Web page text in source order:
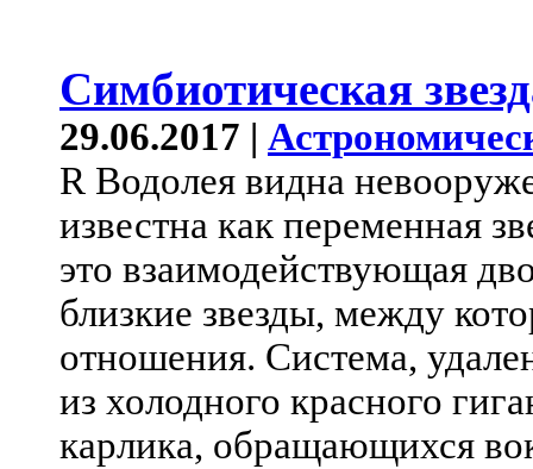
Симбиотическая
29.06.2017 |
R Водолея видна
известна как переменная
это взаимодействующая
близкие звезды, между
отношения. Система,
из холодного красного
карлика, обращающихся